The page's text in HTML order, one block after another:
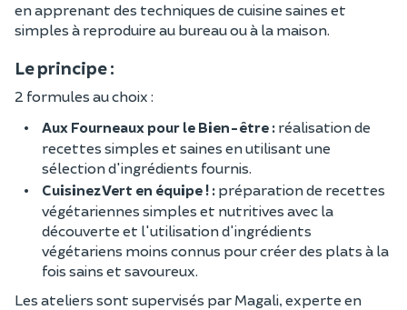
en apprenant des techniques de cuisine saines et
simples à reproduire au bureau ou à la maison.
Le principe :
2 formules au choix :
Aux Fourneaux pour le Bien-être : réalisation de
recettes simples et saines en utilisant une
sélection d'ingrédients fournis.
Cuisinez Vert en équipe ! : préparation de recettes
végétariennes simples et nutritives avec la
découverte et l'utilisation d'ingrédients
végétariens moins connus pour créer des plats à la
fois sains et savoureux.
Les ateliers sont supervisés par Magali, experte en